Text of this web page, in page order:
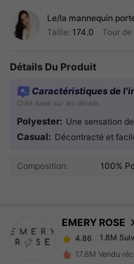
Le/la mannequin
Taille: 174.0 Tour
Détails Du Produit
Caractéristiques de
Créé basé sur les détails
Polyester: Une sensation
Casual: Décontracté et
Composition: 100%
EMERY ROSE
1.8M
4.86
1.8M
17.6M Vendu